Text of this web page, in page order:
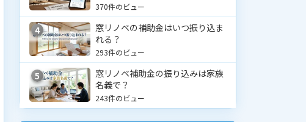
370件のビュー
4
窓リノベの補助金はいつ振り込ま
れる？
293件のビュー
5
窓リノベ補助金の振り込みは家族
名義で？
243件のビュー